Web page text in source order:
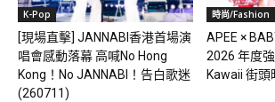
K-Pop
[現場直擊] JANNABI香港首場演
唱會感動落幕 高喊No Hong
Kong！No JANNABI！告白歌迷
(260711)
時尚/Fashion
APEE ×
2026 年度
Kawaii 街頭